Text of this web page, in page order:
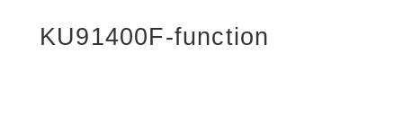
KU91400F-function